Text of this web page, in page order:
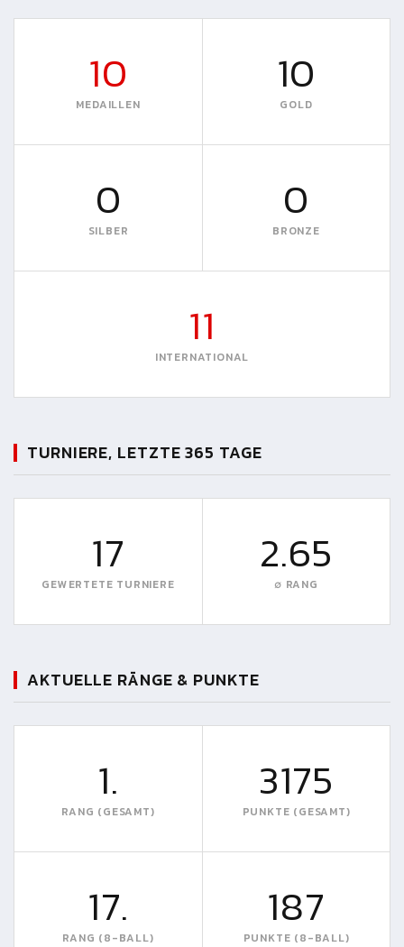
10
MEDAILLEN
10
GOLD
0
SILBER
0
BRONZE
11
INTERNATIONAL
TURNIERE, LETZTE 365 TAGE
17
GEWERTETE TURNIERE
2.65
∅ RANG
AKTUELLE RÄNGE & PUNKTE
1.
RANG (GESAMT)
3175
PUNKTE (GESAMT)
17.
RANG (8-BALL)
187
PUNKTE (8-BALL)